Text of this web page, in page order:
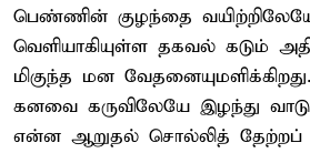
பெண்ணின் குழந்தை
வெளியாகியுள்ள தகவல் கடும்
மிகுந்த மன
கனவை கருவிலேயே இழந்து
என்ன ஆறுதல் சொல்லித் தேற்றப்